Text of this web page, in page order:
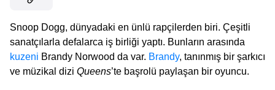
Snoop Dogg, dünyadaki en ünlü rapçilerden biri. Çeşitli
sanatçılarla defalarca iş birliği yaptı. Bunların arasında
kuzeni Brandy Norwood da var. Brandy, tanınmış bir şarkıcı
ve müzikal dizi Queens’te başrolü paylaşan bir oyuncu.